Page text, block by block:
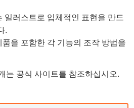
일러스트로 입체적인 표현을 만드
.
을 포함한 각 기능의 조작 방법을
는 공식 사이트를 참조하십시오.